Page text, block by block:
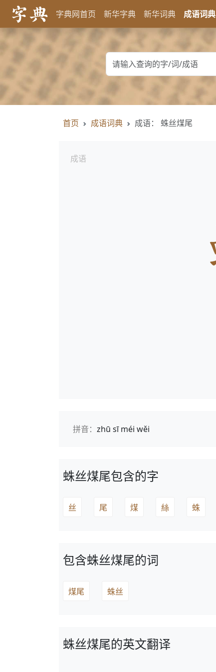
字典网首页 新华字典 新华词典 成语词典
首页 成语词典 成语： 蛛丝煤尾
成语
拼音： zhū sī méi wěi
蛛丝煤尾包含的字
丝 尾 煤 絲 蛛
包含蛛丝煤尾的词
煤尾 蛛丝
蛛丝煤尾的英文翻译